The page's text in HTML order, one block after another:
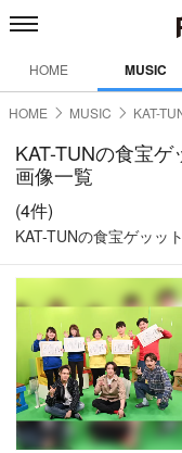
HOME MUSIC
HOME MUSIC KAT-
KAT-TUNの食宝
画像一覧
(4件)
KAT-TUNの食宝ゲッッ